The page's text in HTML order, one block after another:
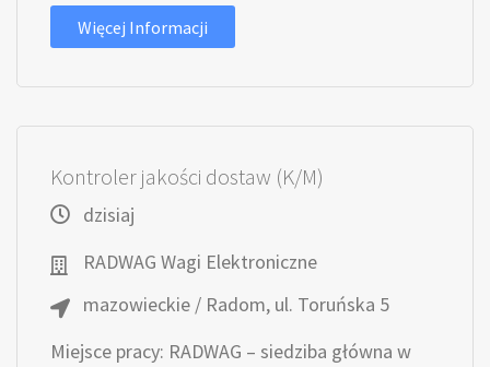
Więcej Informacji
Kontroler jakości dostaw (K/M)
dzisiaj
RADWAG Wagi Elektroniczne
mazowieckie / Radom, ul. Toruńska 5
Miejsce pracy: RADWAG – siedziba główna w